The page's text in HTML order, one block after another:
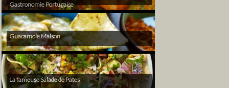
Gastronomie Portugaise
Guacamole Maison
La fameuse Salade de Pâtes